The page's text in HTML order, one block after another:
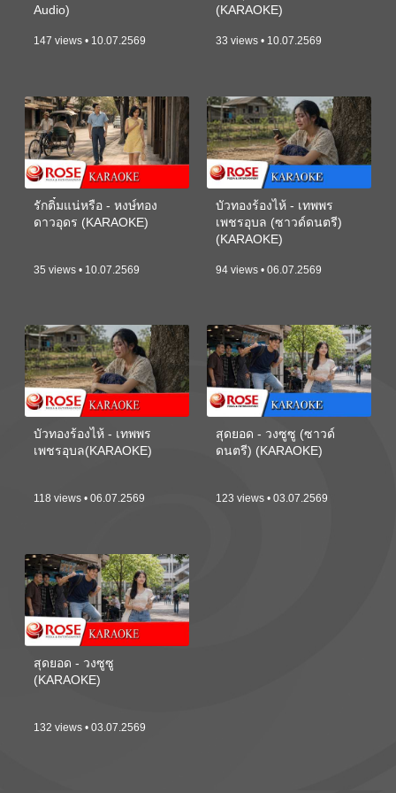
Audio)
147 views • 10.07.2569
(KARAOKE)
33 views • 10.07.2569
รักติ๋มแน่หรือ - หงษ์ทอง
ดาวอุดร (KARAOKE)
35 views • 10.07.2569
บัวทองร้องไห้ - เทพพร
เพชรอุบล (ซาวด์ดนตรี)
(KARAOKE)
94 views • 06.07.2569
บัวทองร้องไห้ - เทพพร
เพชรอุบล(KARAOKE)
118 views • 06.07.2569
สุดยอด - วงซูซู (ซาวด์
ดนตรี) (KARAOKE)
123 views • 03.07.2569
สุดยอด - วงซูซู
(KARAOKE)
132 views • 03.07.2569